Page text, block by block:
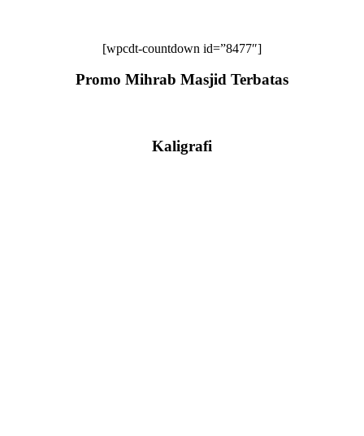
[wpcdt-countdown id=”8477″]
Promo Mihrab Masjid Terbatas
Kaligrafi